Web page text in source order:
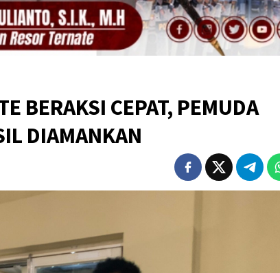
BERAKSI CEPAT, PEMUDA
DIAMANKAN